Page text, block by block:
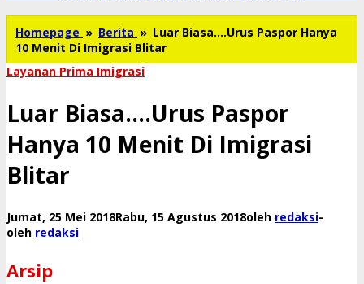
Homepage » Berita » Luar Biasa....Urus Paspor Hanya
10 Menit Di Imigrasi Blitar
Layanan Prima Imigrasi
Luar Biasa….Urus Paspor
Hanya 10 Menit Di Imigrasi
Blitar
Jumat, 25 Mei 2018Rabu, 15 Agustus 2018oleh redaksi-
oleh redaksi
Arsip